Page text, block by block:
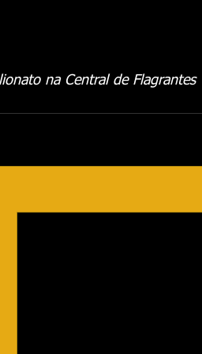
na Central de Flagrantes